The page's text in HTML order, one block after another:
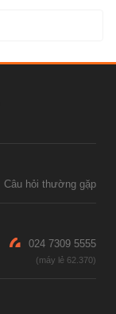
Câu hỏi thường gặp
024 7309 5555